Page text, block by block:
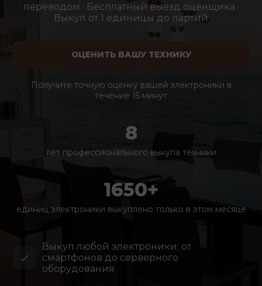
переводом · Бесплатный выезд оценщика ·
Выкуп от 1 единицы до партий
ОЦЕНИТЬ ВАШУ ТЕХНИКУ
Получите точную оценку вашей электроники в
течение 15 минут
8
лет профессионального выкупа техники
1650+
единиц электроники выкуплено только в этом месяце
Выкуп любой электроники: от
смартфонов до серверного
оборудования